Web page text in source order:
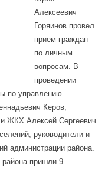
Алексеевич
Горяинов провел
прием граждан
по личным
вопросам. В
проведении
по управлению
Керов,
и ЖКХ Алексей Сергеевич
руководители и
администрации района.
района пришли 9